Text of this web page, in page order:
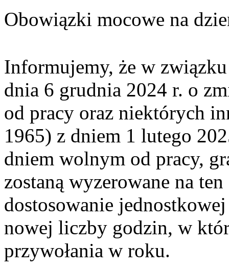
Obowiązki mocowe na
Informujemy, że w
dnia 6 grudnia 2024 r. o
od pracy oraz niektórych
1965) z dniem 1 lutego
dniem wolnym od pracy,
zostaną wyzerowane na
dostosowanie
nowej liczby godzin, w
przywołania w roku.